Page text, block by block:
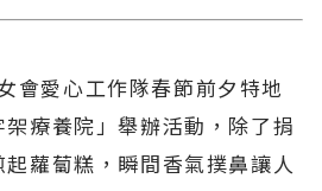
愛心工作隊春節前夕特地
療養院」舉辦活動，除了捐
蘿蔔糕，瞬間香氣撲鼻讓人